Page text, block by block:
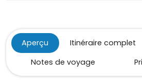
Aperçu Itinéraire complet
Notes de voyage